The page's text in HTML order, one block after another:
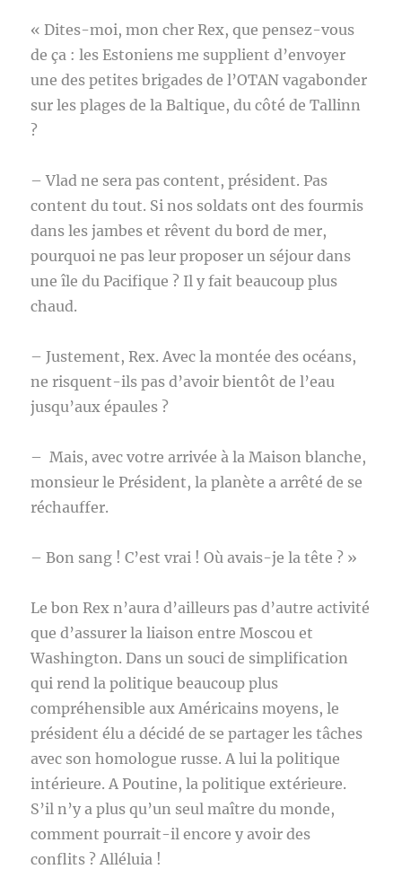
« Dites-moi, mon cher Rex, que pensez-vous
de ça : les Estoniens me supplient d’envoyer
une des petites brigades de l’OTAN vagabonder
sur les plages de la Baltique, du côté de Tallinn
?
– Vlad ne sera pas content, président. Pas
content du tout. Si nos soldats ont des fourmis
dans les jambes et rêvent du bord de mer,
pourquoi ne pas leur proposer un séjour dans
une île du Pacifique ? Il y fait beaucoup plus
chaud.
– Justement, Rex. Avec la montée des océans,
ne risquent-ils pas d’avoir bientôt de l’eau
jusqu’aux épaules ?
– Mais, avec votre arrivée à la Maison blanche,
monsieur le Président, la planète a arrêté de se
réchauffer.
– Bon sang ! C’est vrai ! Où avais-je la tête ? »
Le bon Rex n’aura d’ailleurs pas d’autre activité
que d’assurer la liaison entre Moscou et
Washington. Dans un souci de simplification
qui rend la politique beaucoup plus
compréhensible aux Américains moyens, le
président élu a décidé de se partager les tâches
avec son homologue russe. A lui la politique
intérieure. A Poutine, la politique extérieure.
S’il n’y a plus qu’un seul maître du monde,
comment pourrait-il encore y avoir des
conflits ? Alléluia !